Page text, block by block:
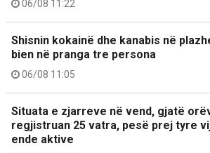
06/08 11:22
Shisnin kokainë dhe kanabis në
bien në pranga tre persona
06/08 11:05
Situata e zjarreve në vend, gjatë
regjistruan 25 vatra, pesë prej tyre
ende aktive